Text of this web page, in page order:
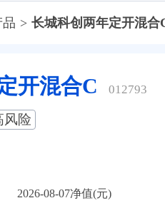
长城科创两年定开混合
开混合C 012793
风险
2026-08-07净值(元)